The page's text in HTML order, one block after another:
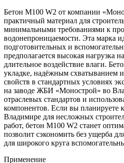
Бетон М100 W2 от компании
практичный материал для
минимальными требованиями к
водонепроницаемости. Эта марка
подготовительных и
предполагается высокая нагрузка
длительное воздействие влаги.
укладке, надёжным схватыванием
свойств в стандартных условиях
на заводе ЖБИ «Монострой» во
отраслевых стандартов и
компонентов. Если вы планируете
Владимире для несложных
работ, бетон М100 W2 станет
позволит сэкономить без ущерба
для широкого круга
Применение